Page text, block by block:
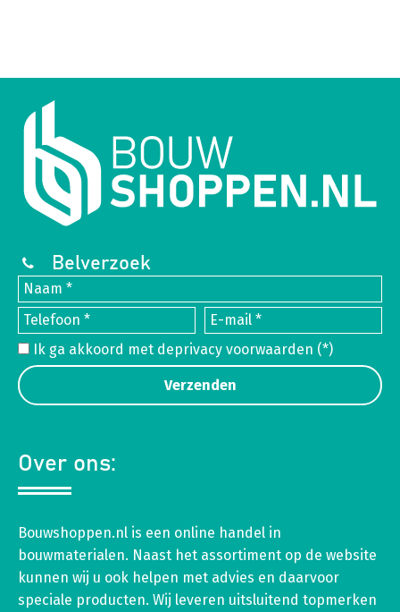
Belverzoek
Ik ga akkoord met deprivacy voorwaarden (*)
Over ons:
Bouwshoppen.nl is een online handel in
bouwmaterialen. Naast het assortiment op de website
kunnen wij u ook helpen met advies en daarvoor
speciale producten. Wij leveren uitsluitend topmerken